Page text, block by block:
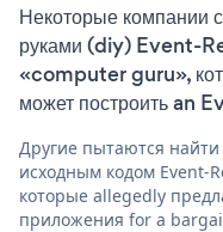
Некоторые компании
руками (diy) Event-
«computer guru»,
может построить an
Другие пытаются
исходным кодом Event-
которые allegedly
приложения for a